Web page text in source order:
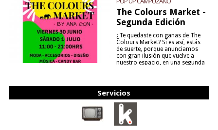
The Colours Market -
Segunda Edición
¿Te quedaste con ganas de The
Colours Market? Si es así, estás
de suerte, porque anunciamos
con gran ilusión que vuelve a
nuestro espacio, en una segunda
Servicios